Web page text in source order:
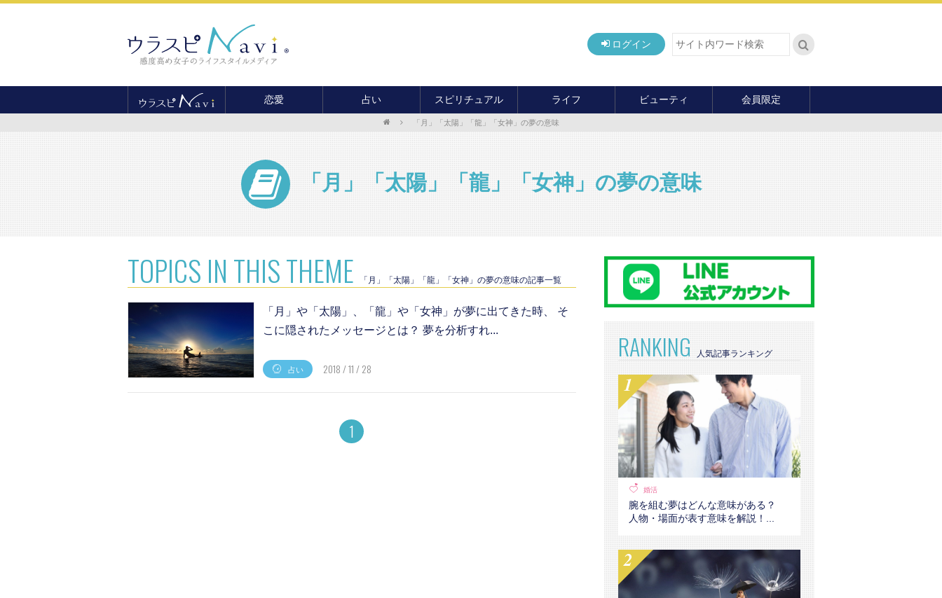
ログイン
恋愛
結婚
セックス
離婚・不倫
占い
無料占い
おもしろ占い
スピリチュアル
開運
オカルト
ライフ
グルメ
旅行
ビューティ
マナー・教養
会員限定
「月」「太陽」「龍」「女神」の夢の意味
「月」「太陽」「龍」「女神」の夢の意味
TOPICS IN THIS THEME 「月」「太陽」「龍」「女神」の夢の意味の記事一覧
「月」や「太陽」、「龍」や「女神」が夢に出てきた時、 そ
こに隠されたメッセージとは？ 夢を分析すれ...
占い 2018 / 11 / 28
1
RANKING
婚活
腕を組む夢はどんな意味がある？
人物・場面が表す意味を解説！...